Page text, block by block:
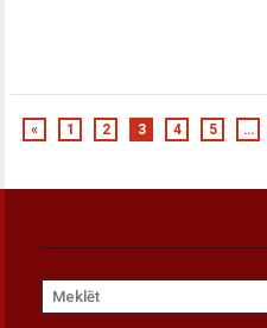
« 1 2 3 4 5 …